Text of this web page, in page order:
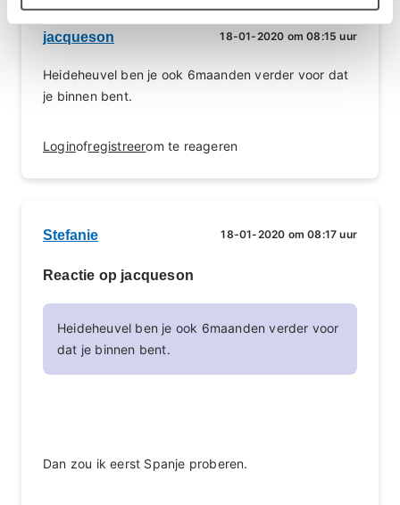
jacqueson 18-01-2020 om 08:15 uur
Heideheuvel ben je ook 6maanden verder voor dat
je binnen bent.
Loginofregistreerom te reageren
Stefanie 18-01-2020 om 08:17 uur
Reactie op jacqueson
Heideheuvel ben je ook 6maanden verder voor
dat je binnen bent.
Dan zou ik eerst Spanje proberen.